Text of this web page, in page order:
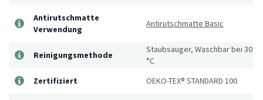
Antirutschmatte
Verwendung
Antirutschmatte Basic
Reinigungsmethode
Staubsauger, Waschbar bei 30
°C
Zertifiziert
OEKO-TEX® STANDARD 100